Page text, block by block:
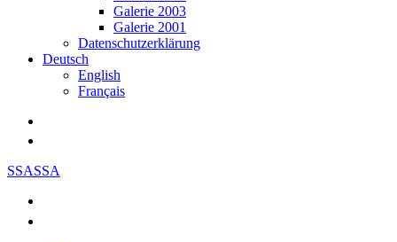
Galerie 2003
Galerie 2001
Datenschutzerklärung
Deutsch
English
Français
SSASSA